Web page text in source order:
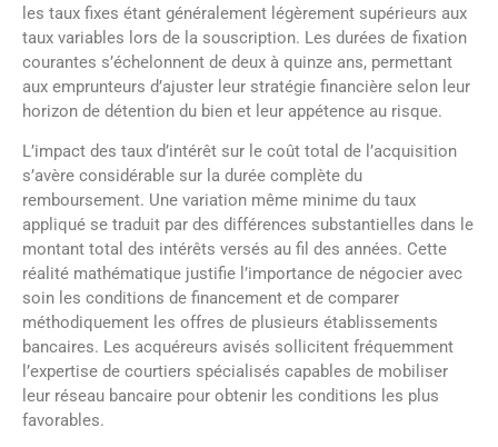
les taux fixes étant généralement légèrement supérieurs aux
taux variables lors de la souscription. Les durées de fixation
courantes s’échelonnent de deux à quinze ans, permettant
aux emprunteurs d’ajuster leur stratégie financière selon leur
horizon de détention du bien et leur appétence au risque.
L’impact des taux d’intérêt sur le coût total de l’acquisition
s’avère considérable sur la durée complète du
remboursement. Une variation même minime du taux
appliqué se traduit par des différences substantielles dans le
montant total des intérêts versés au fil des années. Cette
réalité mathématique justifie l’importance de négocier avec
soin les conditions de financement et de comparer
méthodiquement les offres de plusieurs établissements
bancaires. Les acquéreurs avisés sollicitent fréquemment
l’expertise de courtiers spécialisés capables de mobiliser
leur réseau bancaire pour obtenir les conditions les plus
favorables.